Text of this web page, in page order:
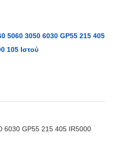
5060 3050 6030 GP55 215 405
105 Ιστού
6030 GP55 215 405 IR5000